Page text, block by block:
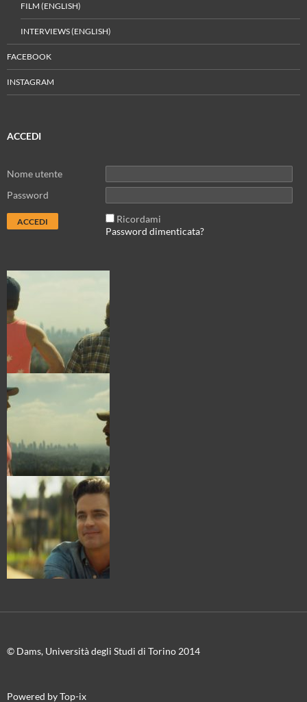
FILM (ENGLISH)
INTERVIEWS (ENGLISH)
FACEBOOK
INSTAGRAM
ACCEDI
Nome utente
Password
Ricordami
Password dimenticata?
© Dams, Università degli Studi di Torino 2014
Powered by Top-ix